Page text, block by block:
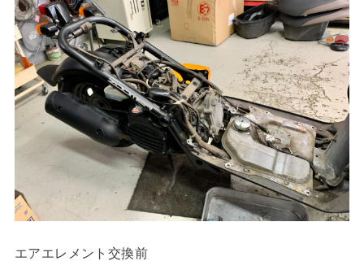
エアエレメント交換前